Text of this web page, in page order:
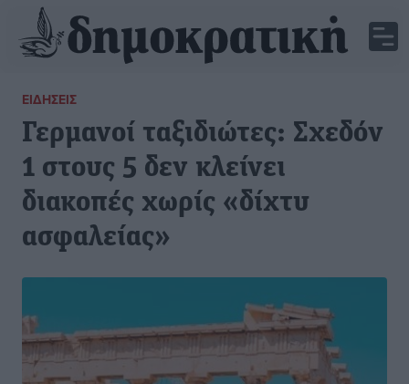
ΕΙΔΉΣΕΙΣ
Γερμανοί ταξιδιώτες: Σχεδόν
1 στους 5 δεν κλείνει
διακοπές χωρίς «δίχτυ
ασφαλείας»